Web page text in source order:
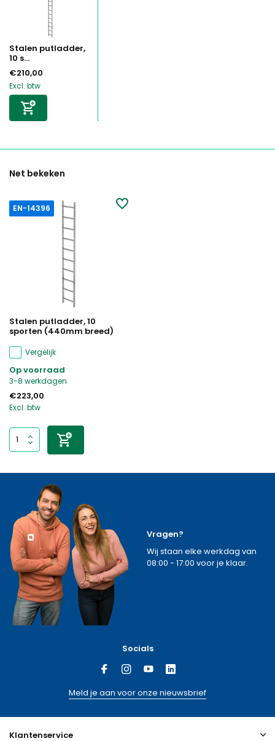
Stalen putladder,
10 s...
€210,00
Excl. btw
Net bekeken
EN-14396
Stalen putladder, 10
sporten (440mm breed)
Vergelijk
Op voorraad
3-8 werkdagen
€223,00
Excl. btw
Vragen?
Wij staan elke werkdag van
08:00 - 17:00 voor je klaar.
Socials
Meld je aan voor onze nieuwsbrief
Klantenservice